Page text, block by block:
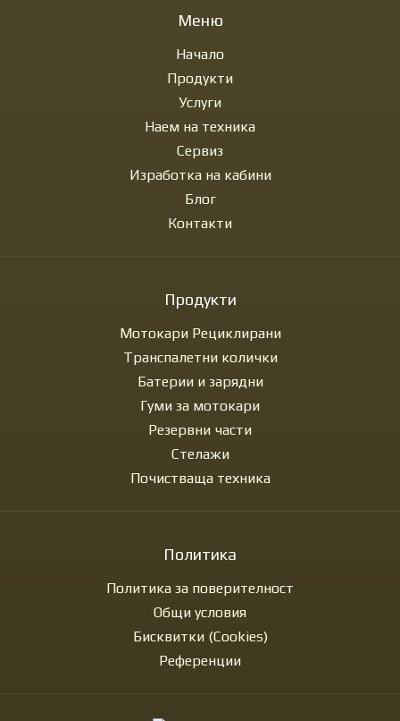
Меню
Начало
Продукти
Услуги
Наем на техника
Сервиз
Изработка на кабини
Блог
Контакти
Продукти
Мотокари Рециклирани
Транспалетни колички
Батерии и зарядни
Гуми за мотокари
Резервни части
Стелажи
Почистваща техника
Политика
Политика за поверителност
Общи условия
Бисквитки (Cookies)
Референции